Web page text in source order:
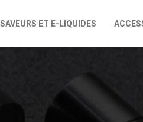
SAVEURS ET E-LIQUIDES